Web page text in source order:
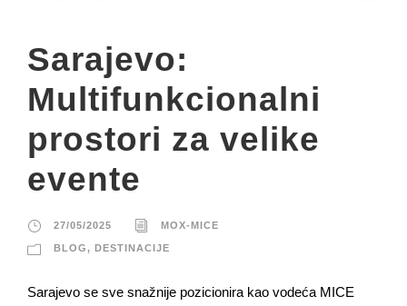
Sarajevo:
Multifunkcionalni
prostori za velike
evente
27/05/2025 MOX-MICE
BLOG, DESTINACIJE
Sarajevo se sve snažnije pozicionira kao vodeća MICE